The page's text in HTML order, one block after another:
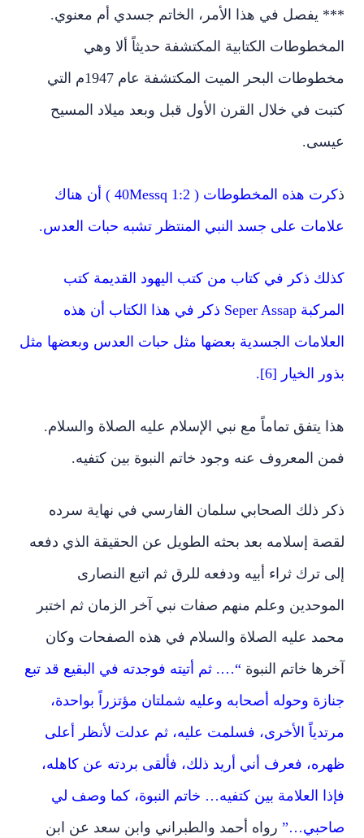
*** يفصل في هذا الأمر، الخاتم جسدي أم معنوي.
المخطوطات الكتابية المكتشفة حديثاً ألا وهي
مخطوطات البحر الميت المكتشفة عام 1947م التي
كتبت في خلال القرن الأول قبل وبعد ميلاد المسيح
عيسى.
ذ
كرت هذه المخطوطات ( 40Messq 1:2 ) أن هناك
علامات على جسد النبي المنتظر تشبه حبات العدس.
كذلك ذكر في كتاب من كتب اليهود القديمة كتب
المركبة Seper Assap ذكر في هذا الكتاب أن هذه
العلامات الجسدية بعضها مثل حبات العدس وبعضها مثل
بذور الخيار [6].
هذا يتفق تماماً مع نبي الإسلام عليه الصلاة والسلام.
فمن المعروف عنه وجود خاتم النبوة بين كتفيه.
ذكر ذلك الصحابي سلمان الفارسي في نهاية سرده
لقصة إسلامه بعد بحثه الطويل عن الحقيقة الذي دفعه
إلى ترك ثراء أبيه ودفعه للرق ثم اتبع النصارى
الموحدين وعلم منهم صفات نبي آخر الزمان ثم اختبر
محمد عليه الصلاة والسلام في هذه الصفحات وكان
آخرها خاتم النبوة “…. ثم أتيته فوجدته في البقيع قد تبع
جنازة وحوله أصحابه وعليه شملتان مؤتزراً بواحدة،
مرتدياً الأخرى، فسلمت عليه، ثم عدلت لأنظر أعلى
ظهره، فعرف أني أريد ذلك، فألقى بردته عن كاهله،
فإذا العلامة بين كتفيه… خاتم النبوة، كما وصف لي
صاحبي…” رواه أحمد والطبراني وابن سعد عن ابن